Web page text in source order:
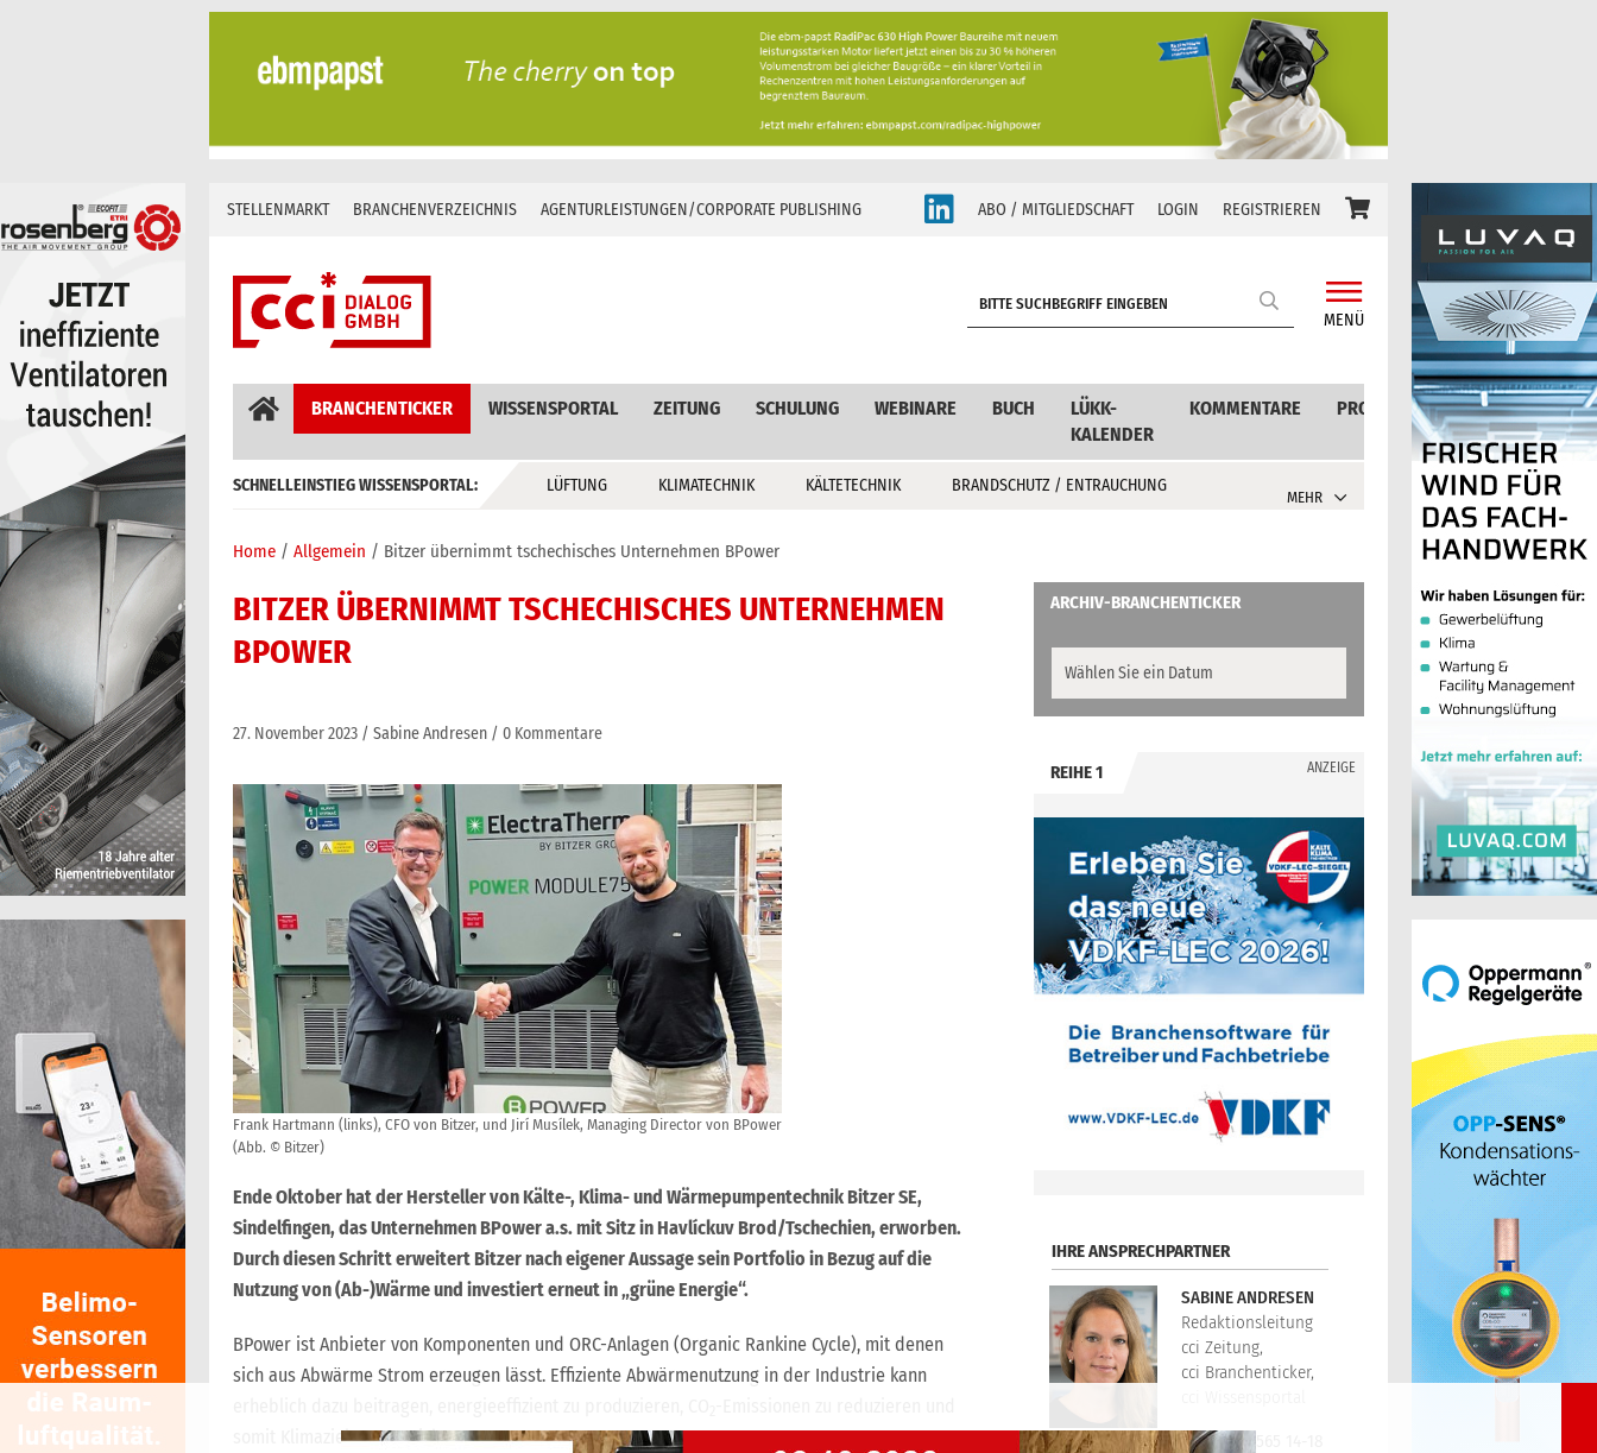
Skip
content
STELLENMARKT BRANCHENVERZEICHNIS AGENTURLEISTUNGEN/CORPORATE PUBLISHING ABO / MITGLIEDSCHAFT LOGIN REGISTRIEREN
MENÜ
BRANCHENTICKER WISSENSPORTAL ZEITUNG SCHULUNG WEBINARE BUCH
LÜKK-
KALENDER
KOMMENTARE PRODUKTE
SCHNELLEINSTIEG WISSENSPORTAL: LÜFTUNG KLIMATECHNIK KÄLTETECHNIK BRANDSCHUTZ / ENTRAUCHUNG
MEHR
Home Allgemein Bitzer übernimmt tschechisches Unternehmen BPower
BITZER ÜBERNIMMT TSCHECHISCHES UNTERNEHMEN
BPOWER
27. November 2023 Sabine Andresen 0 Kommentare
Frank Hartmann (links), CFO von Bitzer, und Jirí Musílek, Managing Director von BPower
(Abb. © Bitzer)
Ende Oktober hat der Hersteller von Kälte-, Klima- und Wärmepumpentechnik Bitzer SE,
Sindelfingen, das Unternehmen BPower a.s. mit Sitz in Havlíckuv Brod/Tschechien, erworben.
Durch diesen Schritt erweitert Bitzer nach eigener Aussage sein Portfolio in Bezug auf die
Nutzung von (Ab-)Wärme und investiert erneut in „grüne Energie“.
BPower ist Anbieter von Komponenten und ORC-Anlagen (Organic Rankine Cycle), mit denen
sich aus Abwärme Strom erzeugen lässt. Effiziente Abwärmenutzung in der Industrie kann
somit Klimaziele zu erreichen.
ARCHIV-BRANCHENTICKER
REIHE 1 ANZEIGE
IHRE ANSPRECHPARTNER
SABINE ANDRESEN
Redaktionsleitung
cci Zeitung,
cci Branchenticker,
+49(0)721/565 14-18